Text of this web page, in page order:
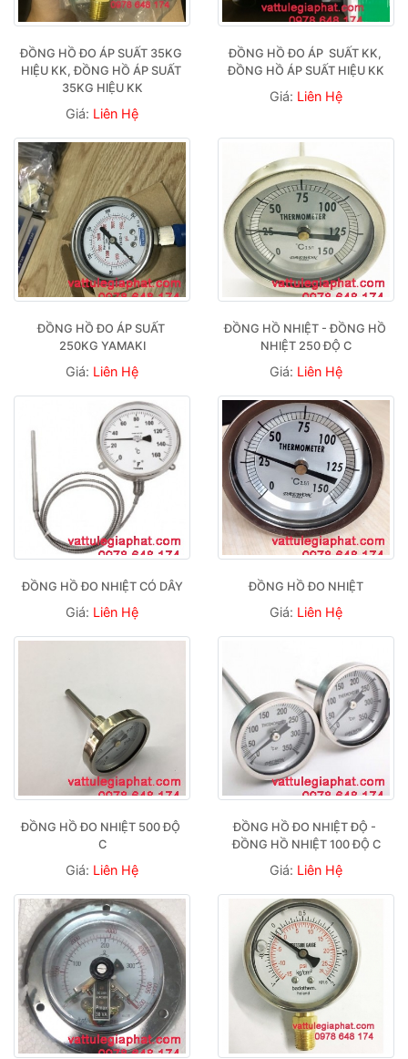
ĐỒNG HỒ ĐO ÁP SUẤT 35KG
HIỆU KK, ĐỒNG HỒ ÁP SUẤT
35KG HIỆU KK
Giá: Liên Hệ
ĐỒNG HỒ ĐO ÁP  SUẤT KK,
ĐỒNG HỒ ÁP SUẤT HIỆU KK
Giá: Liên Hệ
ĐỒNG HỒ ĐO ÁP SUẤT
250KG YAMAKI
Giá: Liên Hệ
ĐỒNG HỒ NHIỆT - ĐỒNG HỒ
NHIỆT 250 ĐỘ C
Giá: Liên Hệ
ĐỒNG HỒ ĐO NHIỆT CÓ DÂY
Giá: Liên Hệ
ĐỒNG HỒ ĐO NHIỆT
Giá: Liên Hệ
ĐỒNG HỒ ĐO NHIỆT 500 ĐỘ
C
Giá: Liên Hệ
ĐỒNG HỒ ĐO NHIỆT ĐỘ -
ĐỒNG HỒ NHIỆT 100 ĐỘ C
Giá: Liên Hệ